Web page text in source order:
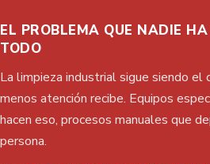
EL PROBLEMA QUE NADIE HA
TODO
La limpieza industrial sigue siendo el
menos atención recibe. Equipos
hacen eso, procesos manuales que
persona.